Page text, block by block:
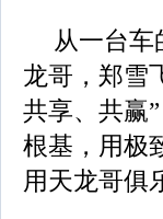
从一台
龙哥，郑雪
共享、共赢
根基，用极
用天龙哥俱